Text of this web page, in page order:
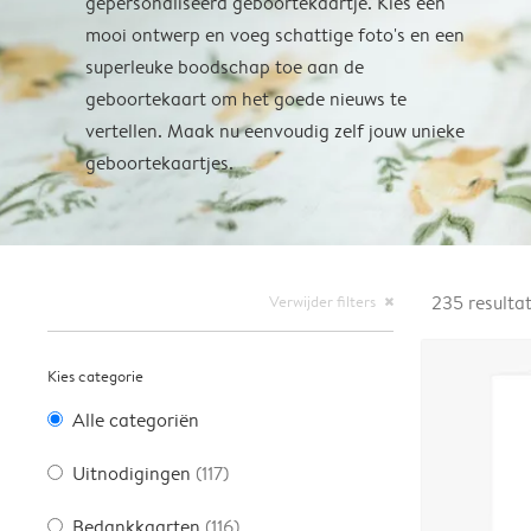
mooi ontwerp en voeg schattige foto's en een
superleuke boodschap toe aan de
geboortekaart om het goede nieuws te
vertellen. Maak nu eenvoudig zelf jouw unieke
geboortekaartjes.
Verwijder filters close
Kies categorie
Alle categoriën
Uitnodigingen (117)
235